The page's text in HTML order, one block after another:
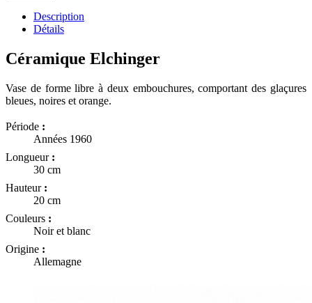
Description
Détails
Céramique Elchinger
Vase de forme libre à deux embouchures, comportant des glaçures
bleues, noires et orange.
Période :
Années 1960
Longueur :
30 cm
Hauteur :
20 cm
Couleurs :
Noir et blanc
Origine :
Allemagne